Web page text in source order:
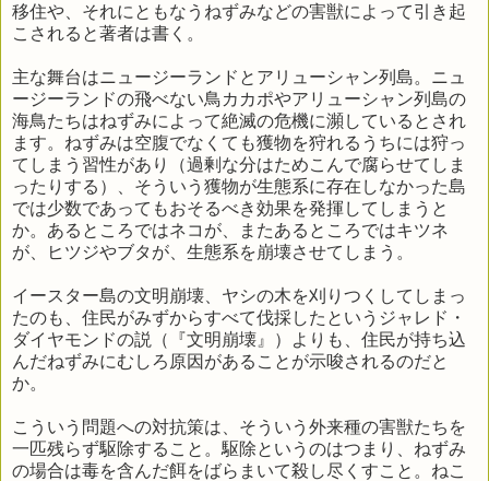
移住や、それにともなうねずみなどの害獣によって引き起
こされると著者は書く。
主な舞台はニュージーランドとアリューシャン列島。ニュ
ージーランドの飛べない鳥カカポやアリューシャン列島の
海鳥たちはねずみによって絶滅の危機に瀕しているとされ
ます。ねずみは空腹でなくても獲物を狩れるうちには狩っ
てしまう習性があり（過剰な分はためこんで腐らせてしま
ったりする）、そういう獲物が生態系に存在しなかった島
では少数であってもおそるべき効果を発揮してしまうと
か。あるところではネコが、またあるところではキツネ
が、ヒツジやブタが、生態系を崩壊させてしまう。
イースター島の文明崩壊、ヤシの木を刈りつくしてしまっ
たのも、住民がみずからすべて伐採したというジャレド・
ダイヤモンドの説（『文明崩壊』）よりも、住民が持ち込
んだねずみにむしろ原因があることが示唆されるのだと
か。
こういう問題への対抗策は、そういう外来種の害獣たちを
一匹残らず駆除すること。駆除というのはつまり、ねずみ
の場合は毒を含んだ餌をばらまいて殺し尽くすこと。ねこ